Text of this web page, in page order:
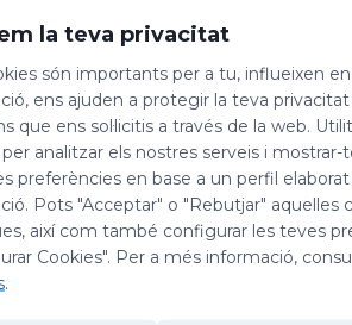
la festivitat: dels set
màrtir.
de l'orde dels servites
a la de la suposada mort
la teva privacitat
són importants per a tu, influeixen
ens ajuden a protegir la teva
que ens sol·licitis a través de la web.
analitzar els nostres serveis i
preferències en base a un perfil
Pots "Acceptar" o "Rebutjar" aquelles
així com també configurar les teves
Cookies". Per a més informació,
.